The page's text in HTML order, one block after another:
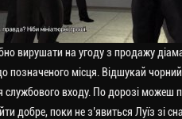
вирушати на угоду з продажу
місця. Відшукай
службового входу. По дорозі можеш
добре, поки не з’явиться Луїз зі